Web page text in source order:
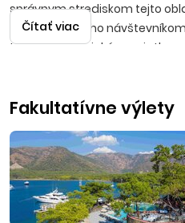
správnym strediskom tejto
prosperitu a jeho
turistiku, historické pamiatky,
pamiatkou, stredovekým
mestskú obrazáreň, historický
kasínom, prístav, aquarium, či
zájazdy sú realizované s
trvá približne 2 hodiny 35
Čítať viac
Fakultatívne výlety